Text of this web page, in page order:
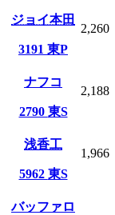
ジョイ本田
3191 東P
2,260
ナフコ
2790 東S
2,188
浅香工
5962 東S
1,966
バッファロ